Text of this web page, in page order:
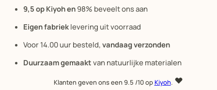
9,5 op Kiyoh en98% beveelt ons aan
Eigen fabrieklevering uit voorraad
Voor 14.00 uur besteld,vandaag verzonden
Duurzaam gemaaktvan natuurlijke materialen
Klanten geven ons een 9.5 /10 opKiyoh.